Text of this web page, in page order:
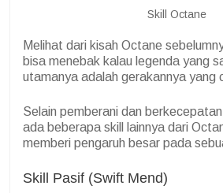
Skill Octane
Melihat dari kisah Octane
bisa menebak kalau legenda yang
utamanya adalah gerakannya yang
Selain pemberani dan
ada beberapa skill lainnya dari
memberi pengaruh besar pada
Skill Pasif (Swift Mend)